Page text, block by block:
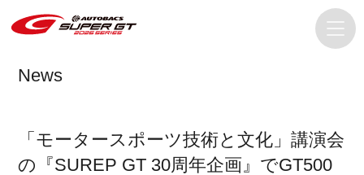
News
「モータースポーツ技術と文化」講演会
の『SUREP GT 30周年企画』でGT500